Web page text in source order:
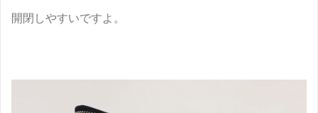
開閉しやすいですよ。